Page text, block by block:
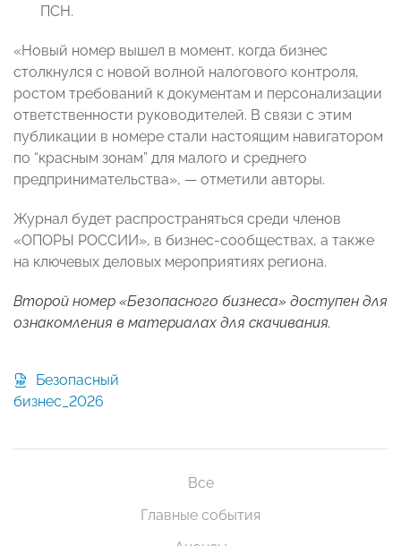
ПСН.
«Новый номер вышел в момент, когда бизнес
столкнулся с новой волной налогового контроля,
ростом требований к документам и персонализации
ответственности руководителей. В связи с этим
публикации в номере стали настоящим навигатором
по “красным зонам” для малого и среднего
предпринимательства», — отметили авторы.
Журнал будет распространяться среди членов
«ОПОРЫ РОССИИ», в бизнес-сообществах, а также
на ключевых деловых мероприятиях региона.
Второй номер «Безопасного бизнеса» доступен для
ознакомления в материалах для скачивания.
бизнес_2026
Все
Главные события